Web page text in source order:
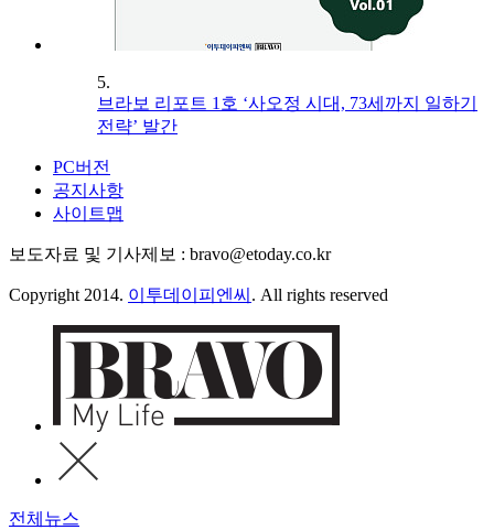
5.
브라보 리포트 1호 ‘사오정 시대, 73세까지 일하기
전략’ 발간
PC버전
공지사항
사이트맵
보도자료 및 기사제보 : bravo@etoday.co.kr
Copyright 2014. 이투데이피엔씨 . All rights reserved
전체뉴스